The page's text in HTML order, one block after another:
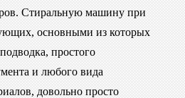
Стиральную машину при
основными из которых
простого
и любого вида
довольно просто